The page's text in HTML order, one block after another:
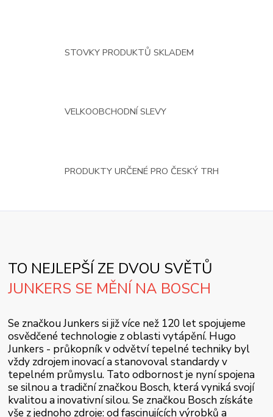
STOVKY PRODUKTŮ SKLADEM
VELKOOBCHODNÍ SLEVY
PRODUKTY URČENÉ PRO ČESKÝ TRH
TO NEJLEPŠÍ ZE DVOU SVĚTŮ
JUNKERS SE MĚNÍ NA BOSCH
Se značkou Junkers si již více než 120 let spojujeme
osvědčené technologie z oblasti vytápění. Hugo
Junkers - průkopník v odvětví tepelné techniky byl
vždy zdrojem inovací a stanovoval standardy v
tepelném průmyslu. Tato odbornost je nyní spojena
se silnou a tradiční značkou Bosch, která vyniká svojí
kvalitou a inovativní silou. Se značkou Bosch získáte
vše z jednoho zdroje: od fascinujících výrobků a